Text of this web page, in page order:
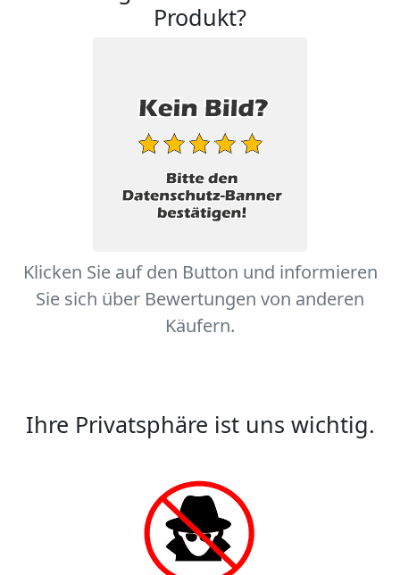
Produkt?
Klicken Sie auf den Button und informieren
Sie sich über Bewertungen von anderen
Käufern.
Ihre Privatsphäre ist uns wichtig.